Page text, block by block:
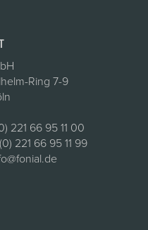
Ring 7-9
221 66 95 11 00
221 66 95 11 99